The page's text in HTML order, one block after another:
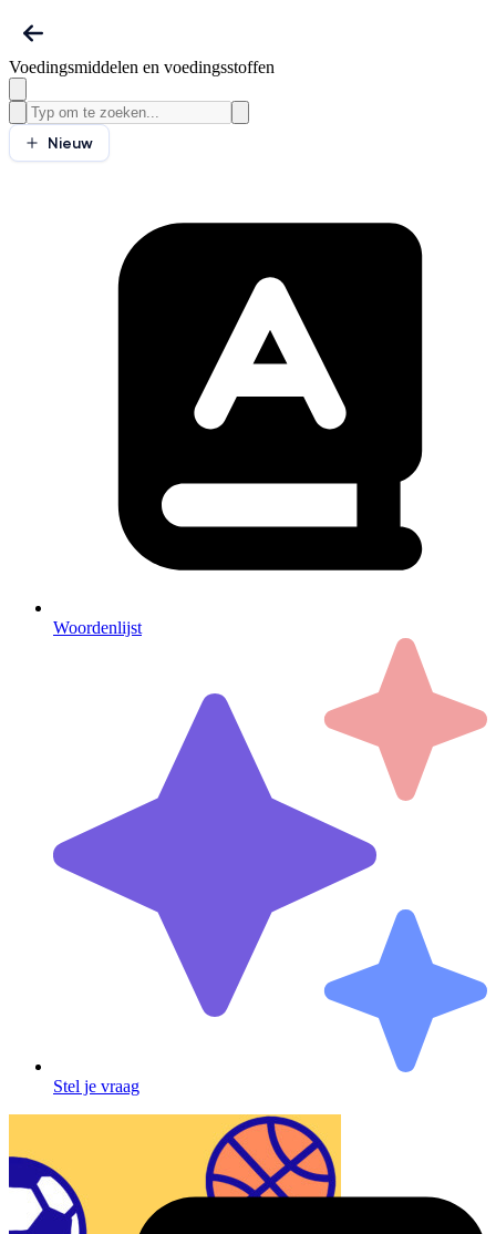
Voedingsmiddelen en voedingsstoffen
Nieuw
Woordenlijst
Stel je vraag